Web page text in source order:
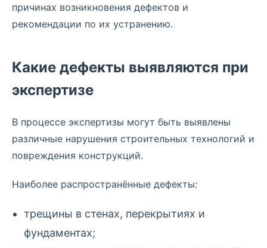
причинах возникновения дефектов и
рекомендации по их устранению.
Какие дефекты выявляются при
экспертизе
В процессе экспертизы могут быть выявлены
различные нарушения строительных технологий и
повреждения конструкций.
Наиболее распространённые дефекты:
трещины в стенах, перекрытиях и
фундаментах;